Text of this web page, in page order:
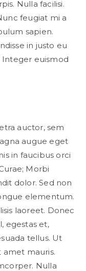
Nulla facilisi.
feugiat mi a
sapien.
in justo eu
Integer euismod
auctor, sem
augue eget
in faucibus orci
Morbi
dolor. Sed non
elementum.
laoreet. Donec
egestas et,
tellus. Ut
amet mauris.
Nulla